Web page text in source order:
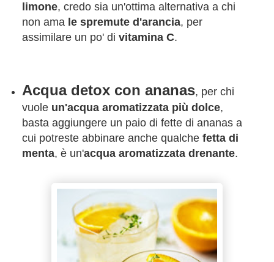
limone, credo sia un'ottima alternativa a chi
non ama le spremute d'arancia, per
assimilare un po' di vitamina C.
Acqua detox con ananas, per chi
vuole un'acqua aromatizzata più dolce,
basta aggiungere un paio di fette di ananas a
cui potreste abbinare anche qualche fetta di
menta, è un'acqua aromatizzata drenante.